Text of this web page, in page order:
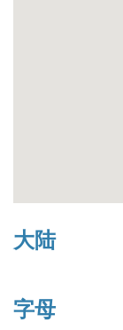
大陆
字母